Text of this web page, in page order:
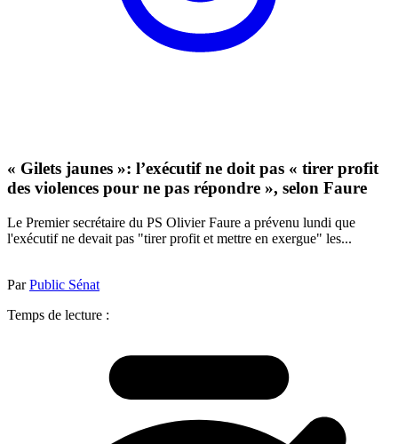
« Gilets jaunes »: l’exécutif ne doit pas « tirer profit
des violences pour ne pas répondre », selon Faure
Le Premier secrétaire du PS Olivier Faure a prévenu lundi que
l'exécutif ne devait pas "tirer profit et mettre en exergue" les...
ParPublic Sénat
Temps de lecture :